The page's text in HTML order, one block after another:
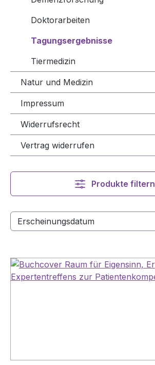
Doktorarbeiten
Tagungsergebnisse
Tiermedizin
Natur und Medizin
Impressum
Widerrufsrecht
Vertrag widerrufen
Produkte filtern